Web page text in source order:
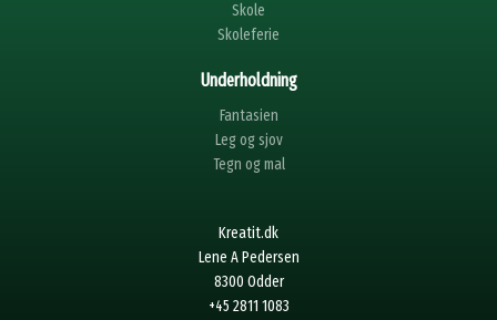
Skole
Skoleferie
Underholdning
Fantasien
Leg og sjov
Tegn og mal
Kreatit.dk
Lene A Pedersen
8300 Odder
+45 2811 1083